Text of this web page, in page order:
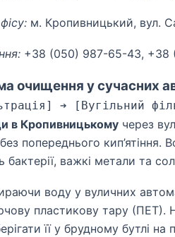
м. Кропивницький, вул.
+38 (050) 987-65-43, +38
очищення у сучасних
в Кропивницькому через
попереднього кип’ятіння.
важкі метали та
воду у вуличних
пластикову тару (ПЕТ).
її у брудному бутлі